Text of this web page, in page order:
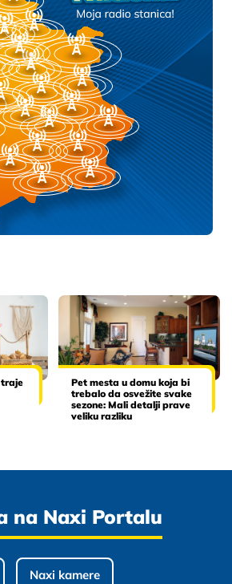
traje
Pet mesta u domu koja bi
trebalo da osvežite svake
sezone: Mali detalji prave
veliku razliku
na Naxi Portalu
Naxi kamere